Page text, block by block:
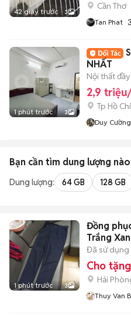
42 giây trước 3
Cần Thơ
Tan Phat
1 phút trước 3
NHẤT
Nội thất
2,9
Tp Hồ
Duy Cường
Bạn cần tìm dung lượng
Dung lượng: 64 GB 128 GB
1 phút trước 3
Đồng
Trắng
Đã sử dụng
Cho tặng
Hải
Thuy Van